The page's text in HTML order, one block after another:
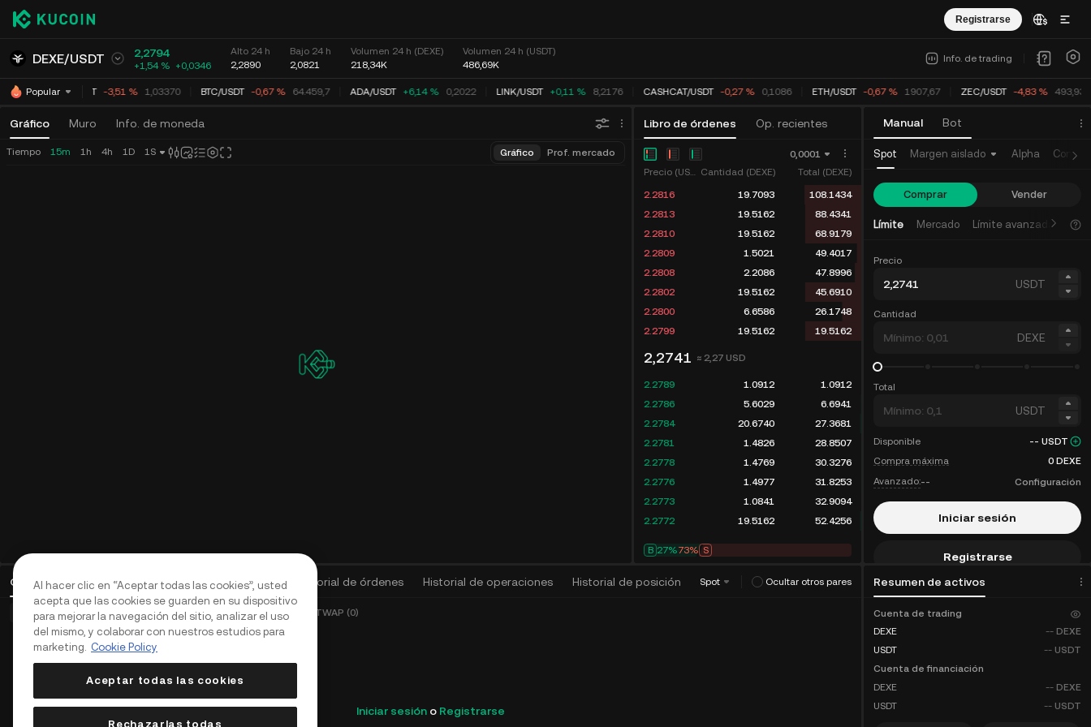
Registrarse
DEXE/USDT 2,2794
+1,54 % +0,0346
Alto 24 h
2,2890
Bajo 24 h
2,0821
Volumen 24 h (DEXE)
218,34K
Volumen 24 h (USDT)
486,69K
Info. de trading
PopularXRP/USDT -3,51 % 1,03370 BTC/USDT -0,67 % 64.459,7 ADA/USDT +6,14 % 0,2022 LINK/USDT +0,11 % 8,2176 CASHCAT/USDT -0,09 % 0,1088 ETH/USDT -0,67 % 1907,67 ZEC/USDT -4,83 % 493,930
Gráfico Muro Info. de moneda Libro de órdenes Op. recientes
Órdenes abiertas(0) Posiciones (0) Activos Historial de órdenes Historial de operaciones Historial de posición Algoritmo de trading(0 )
Spot Ocultar otros pares
Manual Bot
Resumen de activos
Tiempo 15m 1h 4h 1D 1S Gráfico Prof. mercado
0,0001
Precio (USDT) Cantidad (DEXE)
Total (DEXE)
2.2813
19.5162
89.7591
2.2812
1.3250
70.2429
2.2810
19.5162
68.9179
2.2809
1.5021
49.4017
2.2808
2.2086
47.8996
2.2802
19.5162
45.6910
2.2800
6.6586
26.1748
2.2799
19.5162 19.5162
2,2741 ≈ 2,27 USD
2.2789 1.0912
1.0912
2.2786
5.6029
6.6941
2.2784
20.6740
27.3681
2.2781
1.4826
28.8507
2.2778
1.4769
30.3276
2.2776
1.4977
31.8253
2.2773
1.0841
32.9094
2.2772
19.5162 52.4256
B 28%72% S
Órdenes básicas (0) Órdenes avanzadas (0) Órdenes TWAP (0)
Iniciar sesión o Registrarse
Spot Margen aislado Alpha
Comprar Vender
Límite Mercado Límite avanzada
Precio
USDT
Cantidad
DEXE
Total
USDT
Disponible -- USDT
Compra máxima
0 DEXE
Avanzado:-- Configuración
Iniciar sesión
Registrarse
Cuenta de trading
DEXE
-- DEXE
USDT
-- USDT
Cuenta de financiación
DEXE
-- DEXE
USDT
-- USDT
Al hacer clic en “Aceptar todas las cookies”, usted
acepta que las cookies se guarden en su dispositivo
para mejorar la navegación del sitio, analizar el uso
del mismo, y colaborar con nuestros estudios para
marketing. Cookie Policy
Aceptar todas las cookies
Rechazarlas todas